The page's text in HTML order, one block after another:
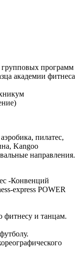
программ
академии фитнеса
пилатес,
Kangoo
направления.
-Конвенций
express POWER
фитнесу и танцам.